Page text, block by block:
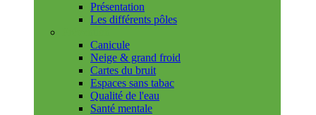
Présentation
Les différents pôles
Canicule
Neige & grand froid
Cartes du bruit
Espaces sans tabac
Qualité de l'eau
Santé mentale